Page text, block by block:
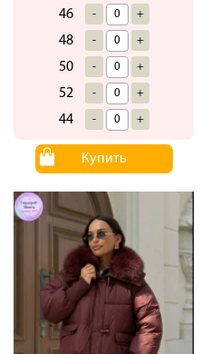
46 - +
48 - +
50 - +
52 - +
44 - +
Купить